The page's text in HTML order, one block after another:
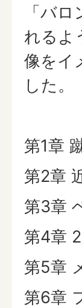
「バ
れるよ
像をイ
した。
第1章
第2章
第3章
第4章
第5章
第6章